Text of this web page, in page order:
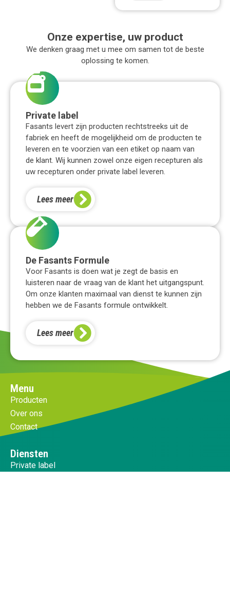
Onze expertise, uw product
We denken graag met u mee om samen tot de beste
oplossing te komen.
Private label
Fasants levert zijn producten rechtstreeks uit de
fabriek en heeft de mogelijkheid om de producten te
leveren en te voorzien van een etiket op naam van
de klant. Wij kunnen zowel onze eigen recepturen als
uw recepturen onder private label leveren.
Lees meer
De Fasants Formule
Voor Fasants is doen wat je zegt de basis en
luisteren naar de vraag van de klant het uitgangspunt.
Om onze klanten maximaal van dienst te kunnen zijn
hebben we de Fasants formule ontwikkelt.
Lees meer
Menu
Producten
Over ons
Contact
Diensten
Private label